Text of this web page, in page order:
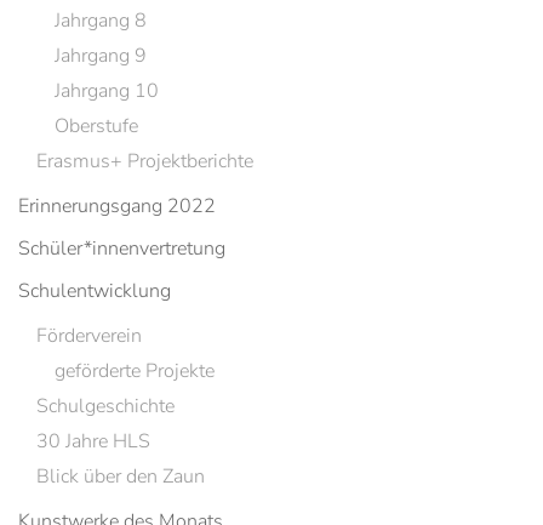
Jahrgang 8
Jahrgang 9
Jahrgang 10
Oberstufe
Erasmus+ Projektberichte
Erinnerungsgang 2022
Schüler*innenvertretung
Schulentwicklung
Förderverein
geförderte Projekte
Schulgeschichte
30 Jahre HLS
Blick über den Zaun